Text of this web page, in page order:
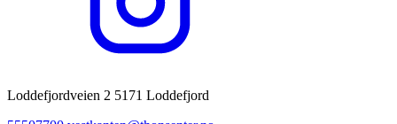
Loddefjordveien 2 5171 Loddefjord